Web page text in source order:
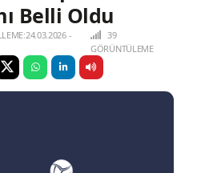
Belli Oldu
-
39
GÖRÜNTÜLEME